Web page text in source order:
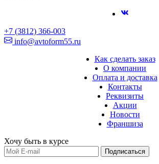
+7 (3812) 366-003
info@avtoform55.ru
Как сделать заказ
О компании
Оплата и доставка
Контакты
Реквизиты
Акции
Новости
Франшиза
Хочу быть в курсе
Подписаться